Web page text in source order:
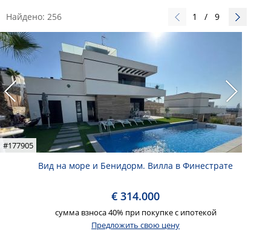
Найдено: 256 1 / 9
#177905
Вид на море и Бенидорм. Вилла в Финестрате
€ 314.000
сумма взноса 40% при покупке с ипотекой
Предложить свою цену